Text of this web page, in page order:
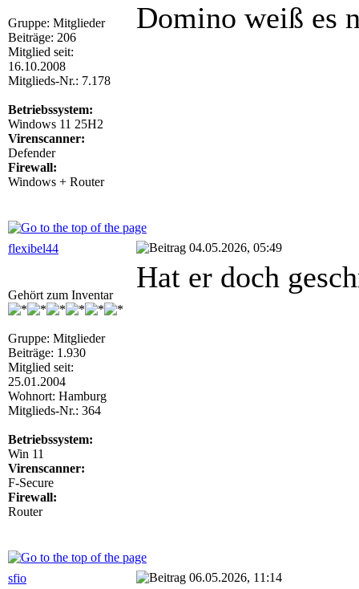
Gruppe: Mitglieder
Beiträge: 206
Mitglied seit:
16.10.2008
Mitglieds-Nr.: 7.178
Betriebssystem:
Windows 11 25H2
Virenscanner:
Defender
Firewall:
Windows + Router
Domino weiß es
flexibel44 04.05.2026, 05:49
Gehört zum Inventar
Gruppe: Mitglieder
Beiträge: 1.930
Mitglied seit:
25.01.2004
Wohnort: Hamburg
Mitglieds-Nr.: 364
Betriebssystem:
Win 11
Virenscanner:
F-Secure
Firewall:
Router
Hat er doch
sfio 06.05.2026, 11:14